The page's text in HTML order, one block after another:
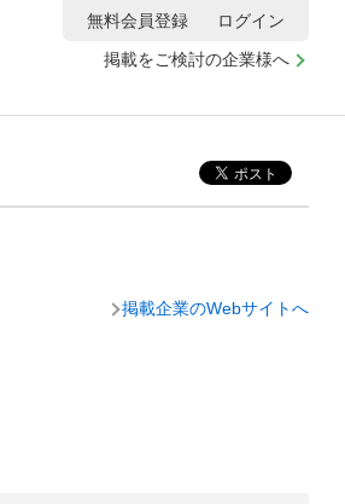
掲載をご検討の企業様へ
無料会員登録 ログイン
掲載企業のWebサイトへ